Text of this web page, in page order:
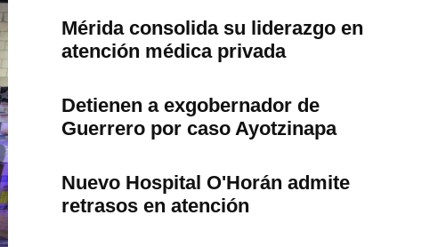
Mérida consolida su liderazgo en
atención médica privada
Detienen a exgobernador de
Guerrero por caso Ayotzinapa
Nuevo Hospital O'Horán admite
retrasos en atención